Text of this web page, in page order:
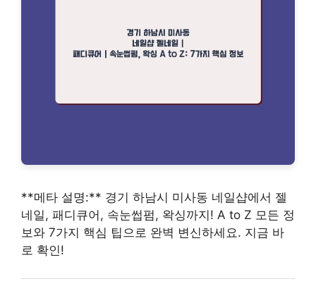
**메타 설명:** 경기 하남시 미사동 네일샵에서 젤
네일, 패디큐어, 속눈썹펌, 왁싱까지! A to Z 모든 정
보와 7가지 핵심 팁으로 완벽 변신하세요. 지금 바
로 확인!